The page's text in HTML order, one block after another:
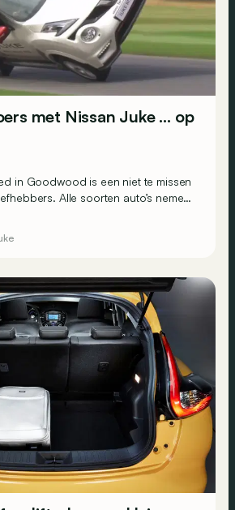
met Nissan Juke … op
in Goodwood is een niet te missen
Alle soorten auto’s nemen